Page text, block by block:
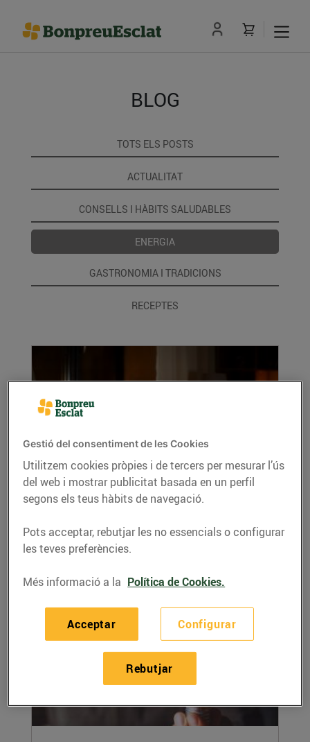
BLOG
TOTS ELS POSTS
ACTUALITAT
CONSELLS I HÀBITS SALUDABLES
ENERGIA
GASTRONOMIA I TRADICIONS
RECEPTES
10 pel·lícules sobre un món sense
electricitat
Per sort hi ha vegades que la ficció supera a la
realitat. Al cinema i la televisió són...
LLEGIR MÉS
Gestió del consentiment de les Cookies
Utilitzem cookies pròpies i de tercers per mesurar l’ús
del web i mostrar publicitat basada en un perfil
segons els teus hàbits de navegació.
Pots acceptar, rebutjar les no essencials o configurar
les teves preferències.
Més informació a la Política de Cookies.
Configurar
Rebutjar
Acceptar